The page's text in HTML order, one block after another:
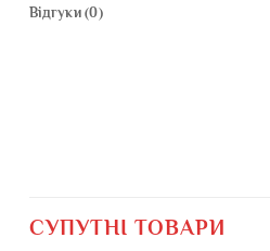
Відгуки (0)
СУПУТНІ ТОВАРИ